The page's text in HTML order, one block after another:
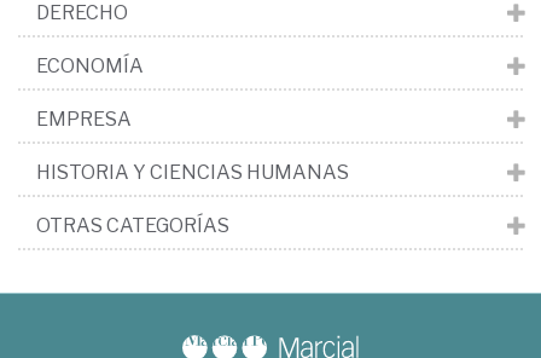
DERECHO
ECONOMÍA
EMPRESA
HISTORIA Y CIENCIAS HUMANAS
OTRAS CATEGORÍAS